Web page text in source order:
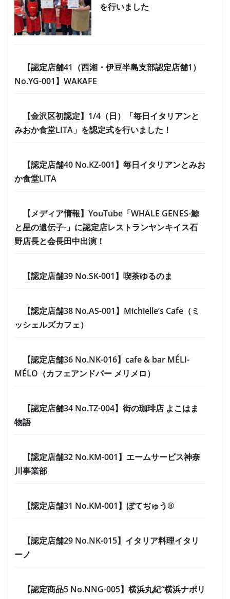
を行いました
【認定店舗41（西湘・伊豆半島支部認定店舗1）
No.YG-001】WAKAFE
【金沢区初認定】1/4（日）「毎日イタリアンと
みおか食堂LITA」を認定式を行いました！
【認定店舗40 No.KZ-001】毎日イタリアンとみお
か食堂LITA
【メディア情報】YouTube「WHALE GENES-鯨
と星の遺伝子-」に認定店レストランヤンキイス石
野店長と会長田中出演！
【認定店舗39 No.SK-001】喫茶ゆるのま
【認定店舗38 No.AS-001】Michielle’s Cafe（ミ
ッシェルズカフェ）
【認定店舗36 No.NK-016】cafe & bar MÉLI-
MÉLO（カフェアンドバー メリメロ）
【認定店舗34 No.TZ-004】街の珈琲店 よこはま
物語
【認定店舗32 No.KM-001】エームサービス神奈
川事業部
【認定店舗31 No.KM-001】ぼてぢゅう®
【認定店舗29 No.NK-015】イタリア料理イタリ
ーノ
【認定商品5 No.NNG-005】横浜丸紀“横浜ナポリ